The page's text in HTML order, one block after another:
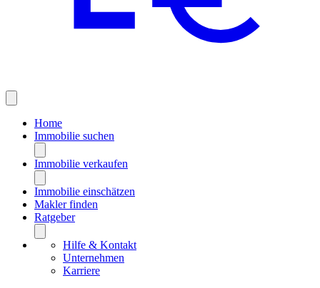
Home
Immobilie suchen
Immobilie verkaufen
Immobilie einschätzen
Makler finden
Ratgeber
Hilfe & Kontakt
Unternehmen
Karriere